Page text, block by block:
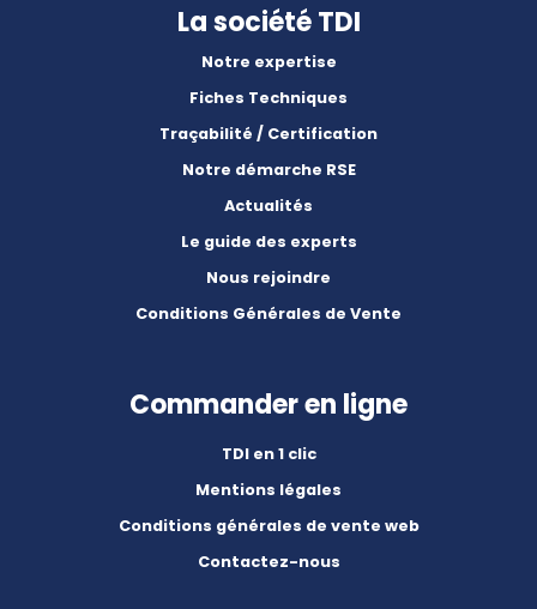
La société TDI
Notre expertise
Fiches Techniques
Traçabilité / Certification
Notre démarche RSE
Actualités
Le guide des experts
Nous rejoindre
Conditions Générales de Vente
Commander en ligne
TDI en 1 clic
Mentions légales
Conditions générales de vente web
Contactez-nous